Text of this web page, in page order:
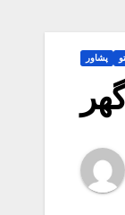
پشاور